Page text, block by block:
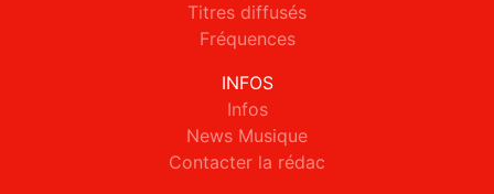
Titres diffusés
Fréquences
INFOS
Infos
News Musique
Contacter la rédac